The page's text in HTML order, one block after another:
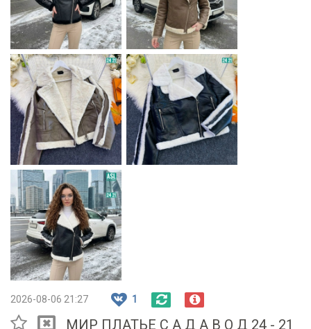
2026-08-06 21:27 1
МИР ПЛАТЬЕ С А Д А В О Д 24 - 21